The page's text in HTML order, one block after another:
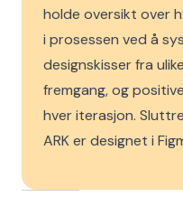
holde oversikt over
i prosessen ved å
designskisser fra
fremgang, og
hver iterasjon.
ARK er designet i